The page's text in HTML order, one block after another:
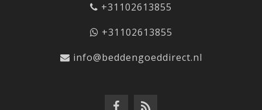
+31102613855
+31102613855
info@beddengoeddirect.nl